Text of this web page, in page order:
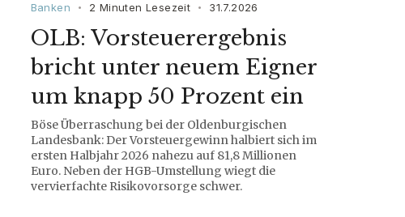
Banken • 2 Minuten Lesezeit • 31.7.2026
OLB: Vorsteuerergebnis
bricht unter neuem Eigner
um knapp 50 Prozent ein
Böse Überraschung bei der Oldenburgischen
Landesbank: Der Vorsteuergewinn halbiert sich im
ersten Halbjahr 2026 nahezu auf 81,8 Millionen
Euro. Neben der HGB-Umstellung wiegt die
vervierfachte Risikovorsorge schwer.